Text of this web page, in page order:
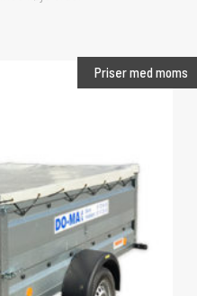
Priser med moms